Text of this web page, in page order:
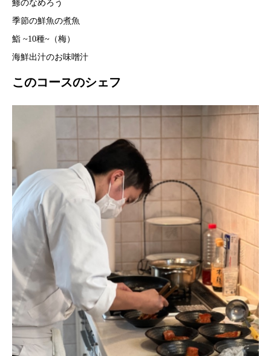
鯵のなめろう
季節の鮮魚の煮魚
鮨 ~10種~（梅）
海鮮出汁のお味噌汁
このコースのシェフ